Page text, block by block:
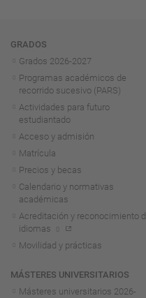
Navegación
GRADOS
Grados 2026-2027
Programas académicos de
recorrido sucesivo (PARS)
Actividades para futuro
estudiantado
Acceso y admisión
Matrícula
Precios y becas
Calendario y normativas
académicas
Acreditación y reconocimiento
idiomas
Movilidad y prácticas
MÁSTERES UNIVERSITARIOS
Másteres universitarios 2026-